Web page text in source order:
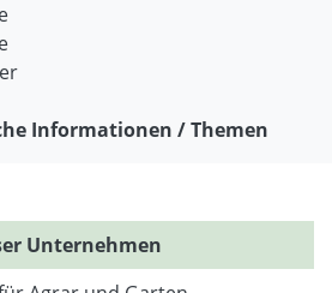
Informationen / Themen
Unternehmen